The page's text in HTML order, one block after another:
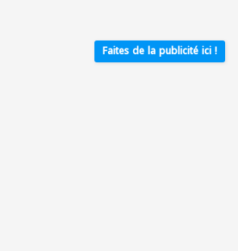
Faites de la publicité ici !